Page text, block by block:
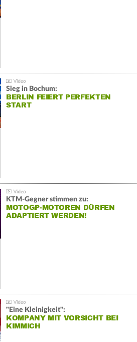
Sieg in Bochum:
BERLIN FEIERT PERFEKTEN
START
KTM-Gegner stimmen zu:
MOTOGP-MOTOREN DÜRFEN
ADAPTIERT WERDEN!
"Eine Kleinigkeit":
KOMPANY MIT VORSICHT BEI
KIMMICH